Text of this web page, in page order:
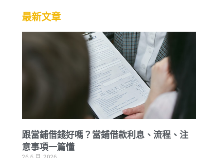
最新文章
跟當鋪借錢好嗎？當鋪借款利息、流程、注
意事項一篇懂
26 6 月, 2026